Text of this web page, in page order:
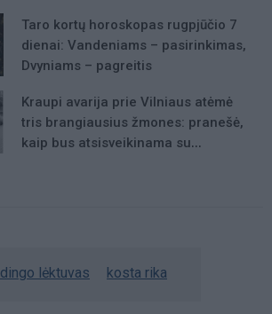
Taro kortų horoskopas rugpjūčio 7
dienai: Vandeniams – pasirinkimas,
Dvyniams – pagreitis
Kraupi avarija prie Vilniaus atėmė
tris brangiausius žmones: pranešė,
kaip bus atsisveikinama su
dingo lėktuvas kosta rika